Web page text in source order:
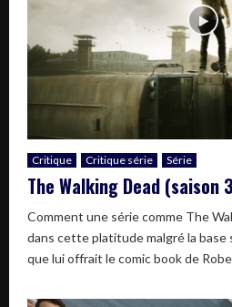
Critique Critique série Série
The Walking Dead (saison
Comment une série comme The
dans cette platitude malgré la
que lui offrait le comic book de